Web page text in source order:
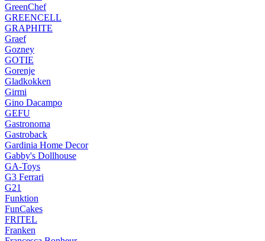
GreenChef
GREENCELL
GRAPHITE
Graef
Gozney
GOTIE
Gorenje
Gladkokken
Girmi
Gino Dacampo
GEFU
Gastronoma
Gastroback
Gardinia Home Decor
Gabby's Dollhouse
GA-Toys
G3 Ferrari
G21
Funktion
FunCakes
FRITEL
Franken